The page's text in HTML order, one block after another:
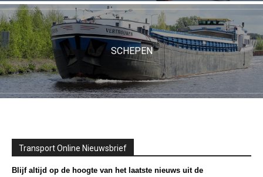
SCHEPEN
Transport Online Nieuwsbrief
Blijf altijd op de hoogte van het laatste nieuws uit de